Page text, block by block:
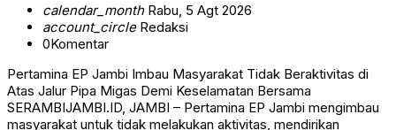
calendar_monthRabu, 5 Agt 2026
account_circleRedaksi
0Komentar
Pertamina EP Jambi Imbau Masyarakat Tidak Beraktivitas di
Atas Jalur Pipa Migas Demi Keselamatan Bersama
SERAMBIJAMBI.ID, JAMBI – Pertamina EP Jambi mengimbau
masyarakat untuk tidak melakukan aktivitas, mendirikan